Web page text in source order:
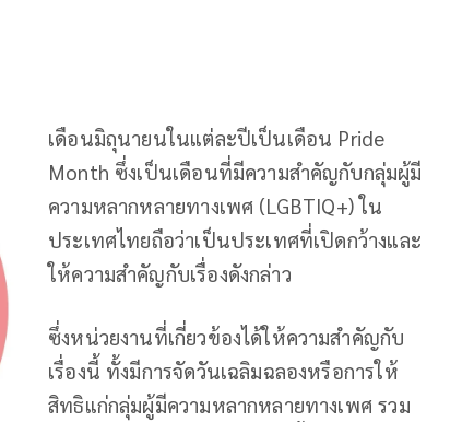
เดือนมิถุนายนในแต่ละปีเป็นเดือน Pride
Month ซึ่งเป็นเดือนที่มีความสำคัญกับกลุ่มผู้มี
ความหลากหลายทางเพศ (LGBTIQ+) ใน
ประเทศไทยถือว่าเป็นประเทศที่เปิดกว้างและ
ให้ความสำคัญกับเรื่องดังกล่าว
ซึ่งหน่วยงานที่เกี่ยวข้องได้ให้ความสำคัญกับ
เรื่องนี้ ทั้งมีการจัดวันเฉลิมฉลองหรือการให้
สิทธิแก่กลุ่มผู้มีความหลากหลายทางเพศ รวม